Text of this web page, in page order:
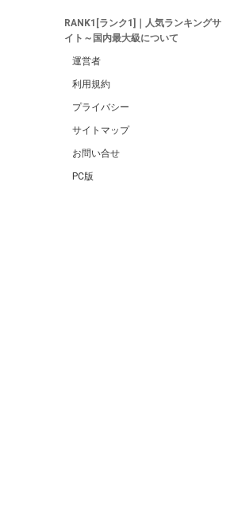
RANK1[ランク1]｜人気ランキングサ
イト～国内最大級について
運営者
利用規約
プライバシー
サイトマップ
お問い合せ
PC版